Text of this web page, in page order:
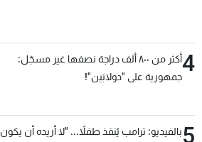
4
أكثر من ٨٠٠ ألف دراجة نصفها غير مسجّل:
جمهورية على "دولابَين"!
5بالفيديو: ترامب يُنقذ طفلاً... "لا أريده أن يكون